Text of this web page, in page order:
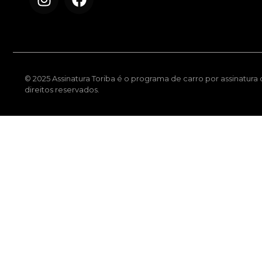
© 2025 Assinatura Toriba é o programa de carro por assinatura
direitos reservados.